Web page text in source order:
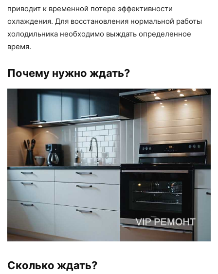
приводит к временной потере эффективности
охлаждения. Для восстановления нормальной работы
холодильника необходимо выждать определенное
время.
Почему нужно ждать?
Сколько ждать?